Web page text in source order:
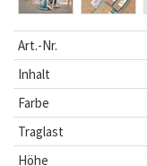
Art.-Nr.
Inhalt
Farbe
Traglast
Höhe